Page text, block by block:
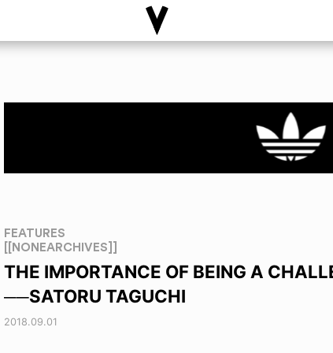
FEATURES
[[NONEARCHIVES]]
THE IMPORTANCE OF BEING A
──SATORU TAGUCHI
2018.09.01